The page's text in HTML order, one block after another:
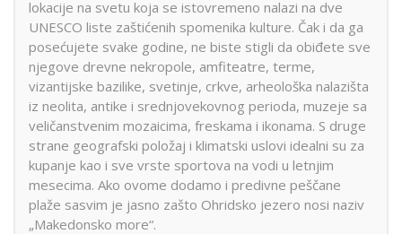
lokacije na svetu koja se istovremeno nalazi na dve
UNESCO liste zaštićenih spomenika kulture. Čak i da ga
posećujete svake godine, ne biste stigli da obiđete sve
njegove drevne nekropole, amfiteatre, terme,
vizantijske bazilike, svetinje, crkve, arheološka nalazišta
iz neolita, antike i srednjovekovnog perioda, muzeje sa
veličanstvenim mozaicima, freskama i ikonama. S druge
strane geografski položaj i klimatski uslovi idealni su za
kupanje kao i sve vrste sportova na vodi u letnjim
mesecima. Ako ovome dodamo i predivne peščane
plaže sasvim je jasno zašto Ohridsko jezero nosi naziv
„Makedonsko more“.